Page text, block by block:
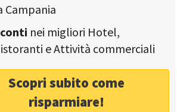
Campania
nei migliori Hotel,
e Attività commerciali
Scopri subito come
risparmiare!